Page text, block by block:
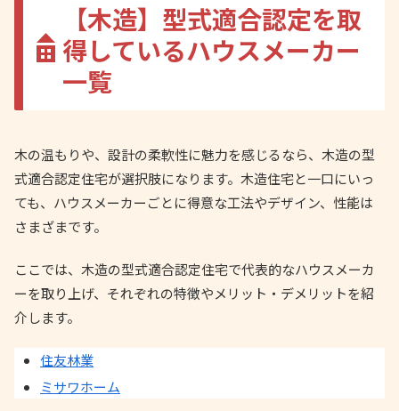
【木造】型式適合認定を取
得しているハウスメーカー
一覧
木の温もりや、設計の柔軟性に魅力を感じるなら、木造の型
式適合認定住宅が選択肢になります。木造住宅と一口にいっ
ても、ハウスメーカーごとに得意な工法やデザイン、性能は
さまざまです。
ここでは、木造の型式適合認定住宅で代表的なハウスメーカ
ーを取り上げ、それぞれの特徴やメリット・デメリットを紹
介します。
住友林業
ミサワホーム